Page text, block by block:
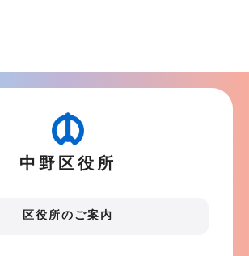
中野区役所
区役所のご案内